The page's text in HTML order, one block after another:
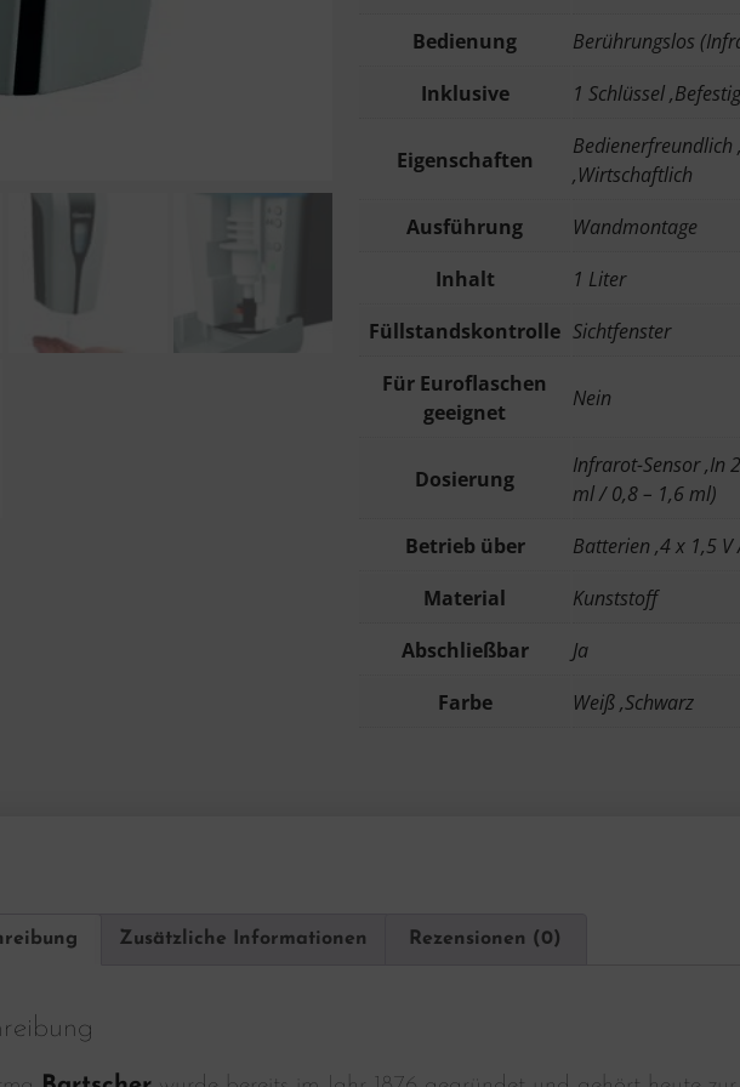
Bedienung
Berührungslos
Inklusive
1 Schlüssel
Eigenschaften
Bedienerfreundlich
,Wirtschaftlich
Ausführung
Wandmontage
Inhalt
1 Liter
Füllstandskontrolle Sichtfenster
Für Euroflaschen
geeignet
Nein
Dosierung
Infrarot-Sensor ,In
ml / 0,8 – 1,6 ml)
Betrieb über
Batterien ,4 x 1,5 V
Material
Kunststoff
Abschließbar
Ja
Farbe
Weiß ,Schwarz
Zusätzliche Informationen Rezensionen (0)